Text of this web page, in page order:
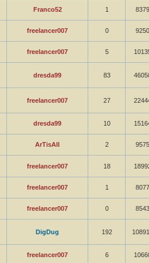
Franco52 1 8379
freelancer007 0 9250
freelancer007 5
dresda99 83
freelancer007 27
dresda99 10
ArTisAll 2 9575
freelancer007 18
freelancer007 1 8077
freelancer007 0 8543
DigDug 192
freelancer007 6